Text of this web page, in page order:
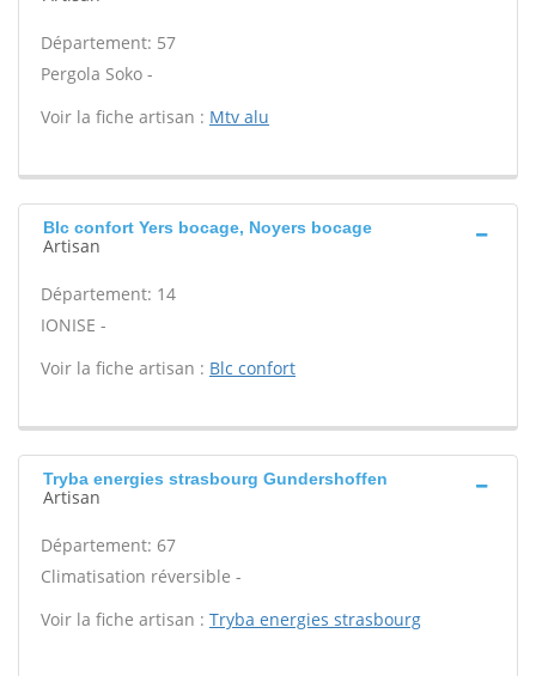
Département: 57
Pergola Soko -
Voir la fiche artisan : Mtv alu
Blc confort Yers bocage, Noyers bocage
Artisan
Département: 14
IONISE -
Voir la fiche artisan : Blc confort
Tryba energies strasbourg Gundershoffen
Artisan
Département: 67
Climatisation réversible -
Voir la fiche artisan : Tryba energies strasbourg